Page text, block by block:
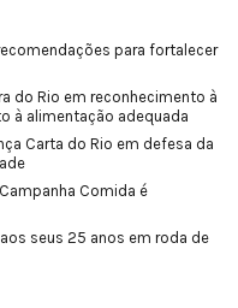
para fortalecer
do Rio em reconhecimento à
à alimentação adequada
Carta do Rio em defesa da
Comida é
seus 25 anos em roda de